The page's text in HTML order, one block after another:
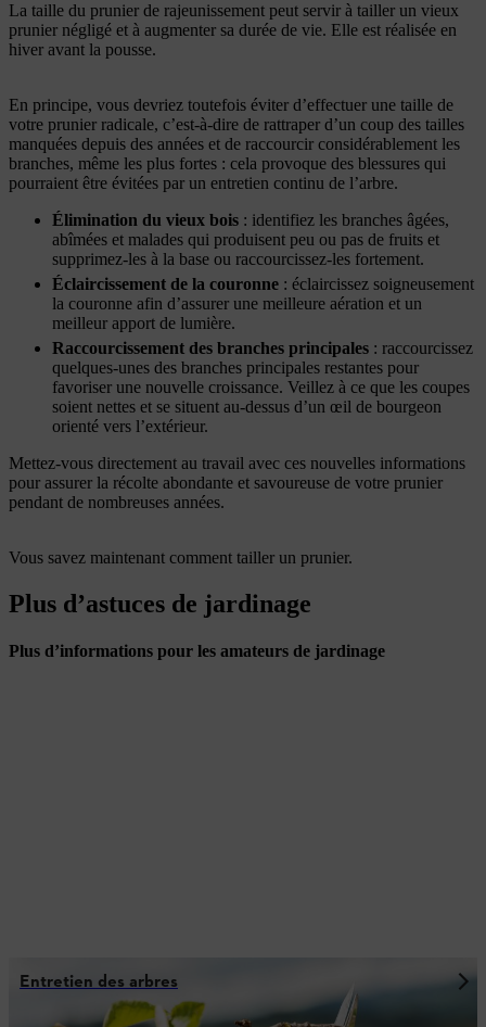
La taille du prunier de rajeunissement peut servir à tailler un vieux
prunier négligé et à augmenter sa durée de vie. Elle est réalisée en
hiver avant la pousse.
En principe, vous devriez toutefois éviter d’effectuer une taille de
votre prunier radicale, c’est-à-dire de rattraper d’un coup des tailles
manquées depuis des années et de raccourcir considérablement les
branches, même les plus fortes : cela provoque des blessures qui
pourraient être évitées par un entretien continu de l’arbre.
Élimination du vieux bois : identifiez les branches âgées,
abîmées et malades qui produisent peu ou pas de fruits et
supprimez-les à la base ou raccourcissez-les fortement.
Éclaircissement de la couronne : éclaircissez soigneusement
la couronne afin d’assurer une meilleure aération et un
meilleur apport de lumière.
Raccourcissement des branches principales : raccourcissez
quelques-unes des branches principales restantes pour
favoriser une nouvelle croissance. Veillez à ce que les coupes
soient nettes et se situent au-dessus d’un œil de bourgeon
orienté vers l’extérieur.
Mettez-vous directement au travail avec ces nouvelles informations
pour assurer la récolte abondante et savoureuse de votre prunier
pendant de nombreuses années.
Vous savez maintenant comment tailler un prunier.
Plus d’astuces de jardinage
Plus d’informations pour les amateurs de jardinage
Entretien des arbres